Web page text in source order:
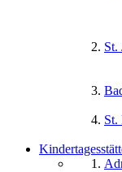
St.
St.